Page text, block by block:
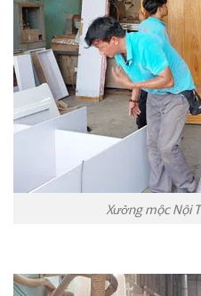
Xưởng mộc Nội